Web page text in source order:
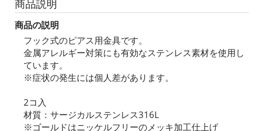
商品説明
商品の説明
フック式のピアス用金具です。
金属アレルギー対策にも有効なステンレス素材を使用し
ています。
※症状の発生には個人差があります。
2コ入
材質：サージカルステンレス316L
※ゴールドはニッケルフリーのメッキ加工仕上げ